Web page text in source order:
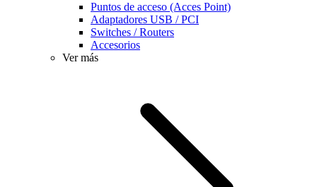
Puntos de acceso (Acces Point)
Adaptadores USB / PCI
Switches / Routers
Accesorios
Ver más